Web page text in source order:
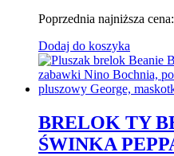
Poprzednia najniższa cena:
Dodaj do koszyka
BRELOK TY
ŚWINKA